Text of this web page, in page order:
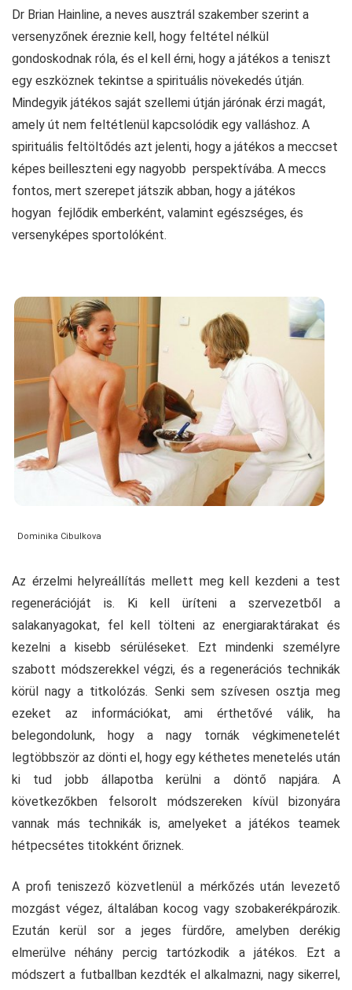
Dr Brian Hainline, a neves ausztrál szakember szerint a
versenyzőnek éreznie kell, hogy feltétel nélkül
gondoskodnak róla, és el kell érni, hogy a játékos a teniszt
egy eszköznek tekintse a spirituális növekedés útján.
Mindegyik játékos saját szellemi útján járónak érzi magát,
amely út nem feltétlenül kapcsolódik egy valláshoz. A
spirituális feltöltődés azt jelenti, hogy a játékos a meccset
képes beilleszteni egy nagyobb perspektívába. A meccs
fontos, mert szerepet játszik abban, hogy a játékos
hogyan fejlődik emberként, valamint egészséges, és
versenyképes sportolóként.
Dominika Cibulkova
Az érzelmi helyreállítás mellett meg kell kezdeni a test
regenerációját is. Ki kell üríteni a szervezetből a
salakanyagokat, fel kell tölteni az energiaraktárakat és
kezelni a kisebb sérüléseket. Ezt mindenki személyre
szabott módszerekkel végzi, és a regenerációs technikák
körül nagy a titkolózás. Senki sem szívesen osztja meg
ezeket az információkat, ami érthetővé válik, ha
belegondolunk, hogy a nagy tornák végkimenetelét
legtöbbször az dönti el, hogy egy kéthetes menetelés után
ki tud jobb állapotba kerülni a döntő napjára. A
következőkben felsorolt módszereken kívül bizonyára
vannak más technikák is, amelyeket a játékos teamek
hétpecsétes titokként őriznek.
A profi teniszező közvetlenül a mérkőzés után levezető
mozgást végez, általában kocog vagy szobakerékpározik.
Ezután kerül sor a jeges fürdőre, amelyben derékig
elmerülve néhány percig tartózkodik a játékos. Ezt a
módszert a futballban kezdték el alkalmazni, nagy sikerrel,